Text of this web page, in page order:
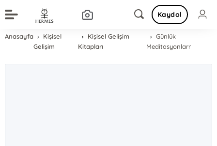
Kaydol
Anasayfa
Kişisel
Gelişim
Kişisel Gelişim
Kitapları
Günlük
Meditasyonlarr